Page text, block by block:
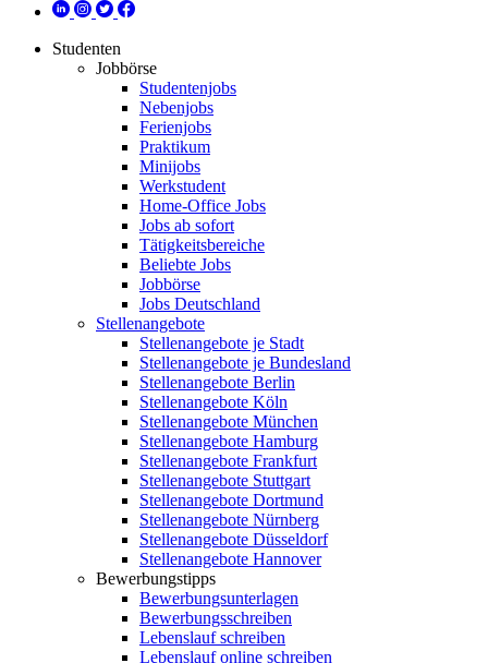
Studenten
Jobbörse
Studentenjobs
Nebenjobs
Ferienjobs
Praktikum
Minijobs
Werkstudent
Home-Office Jobs
Jobs ab sofort
Tätigkeitsbereiche
Beliebte Jobs
Jobbörse
Jobs Deutschland
Stellenangebote
Stellenangebote je Stadt
Stellenangebote je Bundesland
Stellenangebote Berlin
Stellenangebote Köln
Stellenangebote München
Stellenangebote Hamburg
Stellenangebote Frankfurt
Stellenangebote Stuttgart
Stellenangebote Dortmund
Stellenangebote Nürnberg
Stellenangebote Düsseldorf
Stellenangebote Hannover
Bewerbungstipps
Bewerbungsunterlagen
Bewerbungsschreiben
Lebenslauf schreiben
Lebenslauf online schreiben